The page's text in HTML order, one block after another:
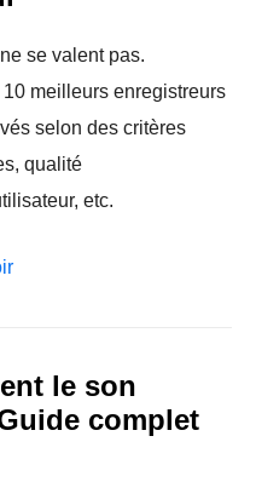
se valent pas.
meilleurs enregistreurs
selon des critères
qualité
etc.
le son
complet